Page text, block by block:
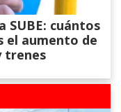
cuántos
el aumento de
trenes